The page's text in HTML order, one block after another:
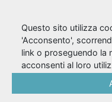
Padul,
PERSONA
Questo sito utilizza
'Acconsento',
link o proseguendo la
acconsenti al loro